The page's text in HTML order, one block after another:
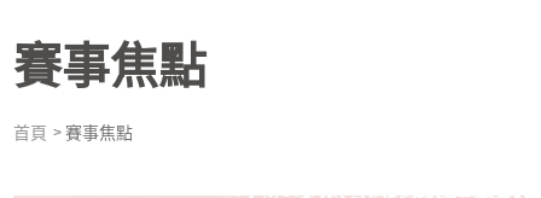
賽事焦點
首頁 賽事焦點